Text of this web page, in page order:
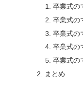
卒業式の
卒業式の
卒業式の
卒業式の
卒業式の
まとめ